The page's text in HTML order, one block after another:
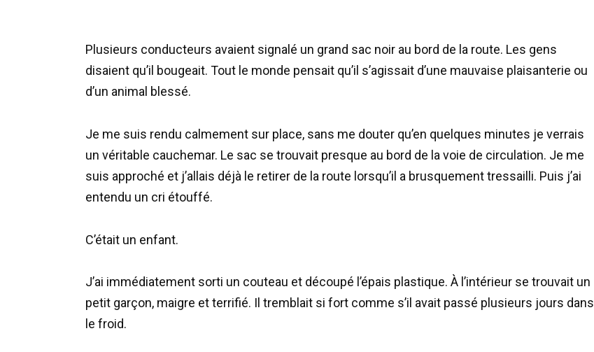
Plusieurs conducteurs avaient signalé un grand sac noir au bord de la route. Les gens
disaient qu’il bougeait. Tout le monde pensait qu’il s’agissait d’une mauvaise plaisanterie ou
d’un animal blessé.
Je me suis rendu calmement sur place, sans me douter qu’en quelques minutes je verrais
un véritable cauchemar. Le sac se trouvait presque au bord de la voie de circulation. Je me
suis approché et j’allais déjà le retirer de la route lorsqu’il a brusquement tressailli. Puis j’ai
entendu un cri étouffé.
C’était un enfant.
J’ai immédiatement sorti un couteau et découpé l’épais plastique. À l’intérieur se trouvait un
petit garçon, maigre et terrifié. Il tremblait si fort comme s’il avait passé plusieurs jours dans
le froid.